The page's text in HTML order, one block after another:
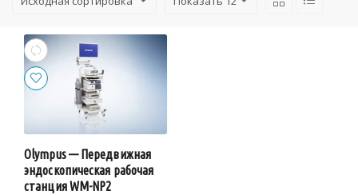
Olympus — Передвижная
эндоскопическая рабочая
станция WM-NP2